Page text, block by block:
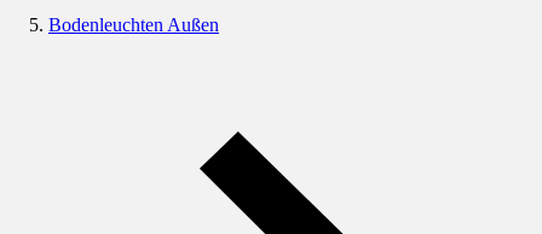
Bodenleuchten Außen